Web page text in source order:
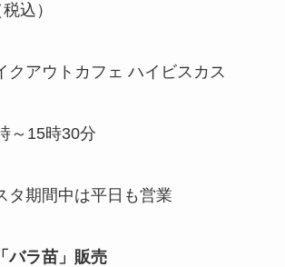
込）
クアウトカフェ ハイビスカス
～15時30分
期間中は平日も営業
バラ苗」販売